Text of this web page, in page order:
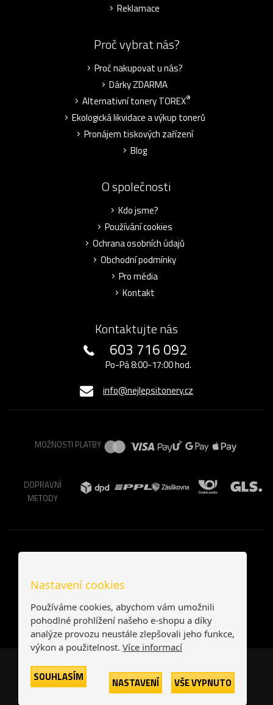
Reklamace
Proč vybrat nás?
Proč nakupovat u nás?
Dárky ZDARMA
Alternativní tonery TOREX®
Ekologická likvidace a výkup tonerů
Pronájem tiskových zařízení
Blog
O společnosti
Kdo jsme?
Používání cookies
Ochrana osobních údajů
Obchodní podmínky
Pro média
Kontakt
Kontaktujte nás
603 716 092
Po-Pá 8:00-17:00 hod.
info@nejlepsitonery.cz
MOŽNOSTI PLATBY
DOPRAVNÍ
METODY
Česká republika Slovensko
Nastavení cookies
Používáme cookies, abychom vám umožnili
pohodlné prohlížení našeho e-shopu a díky
analýze provozu neustále zlepšovali jeho funkce,
výkon a použitelnost. Více informací
SOUHLASÍM NASTAVENÍ VŠE VYPNUTO